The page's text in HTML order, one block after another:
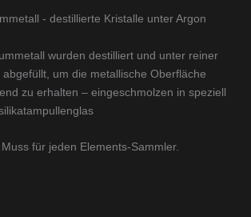
- destillierte Kristalle unter Argon
wurden destilliert und unter reiner
um die metallische Oberfläche
zu erhalten – eingeschmolzen in speziell
für jeden Elements-Sammler.